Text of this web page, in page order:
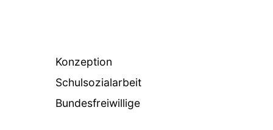
Konzeption
Schulsozialarbeit
Bundesfreiwillige